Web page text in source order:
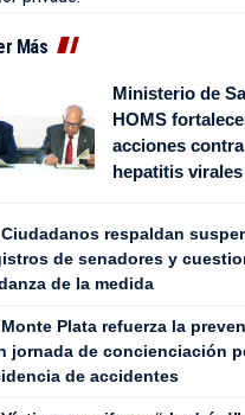
Más
Ministerio de
HOMS
acciones
hepatitis virales
Ciudadanos respaldan
de senadores y
de la medida
Monte Plata refuerza la
jornada de concienciación
de accidentes